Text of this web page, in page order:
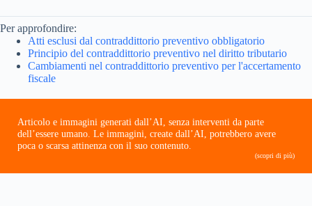
Per approfondire:
Atti esclusi dal contraddittorio preventivo obbligatorio
Principio del contraddittorio preventivo nel diritto tributario
Cambiamenti nel contraddittorio preventivo per l'accertamento
fiscale
Articolo e immagini generati dall’AI, senza interventi da parte
dell’essere umano. Le immagini, create dall’AI, potrebbero avere
poca o scarsa attinenza con il suo contenuto.
(scopri di più)